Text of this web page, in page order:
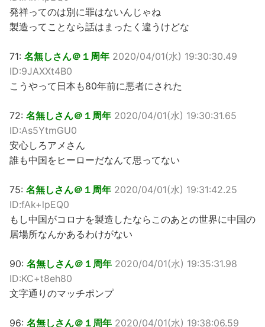
発祥ってのは別に罪はないんじゃね
製造ってことなら話はまったく違うけどな
71: 名無しさん＠１周年 2020/04/01(水) 19:30:30.49
ID:9JAXXt4B0
こうやって日本も80年前に悪者にされた
72: 名無しさん＠１周年 2020/04/01(水) 19:30:31.65
ID:As5YtmGU0
安心しろアメさん
誰も中国をヒーローだなんて思ってない
75: 名無しさん＠１周年 2020/04/01(水) 19:31:42.25
ID:fAk+lpEQ0
もし中国がコロナを製造したならこのあとの世界に中国の
居場所なんかあるわけがない
90: 名無しさん＠１周年 2020/04/01(水) 19:35:31.98
ID:KC+t8eh80
文字通りのマッチポンプ
96: 名無しさん＠１周年 2020/04/01(水) 19:38:06.59